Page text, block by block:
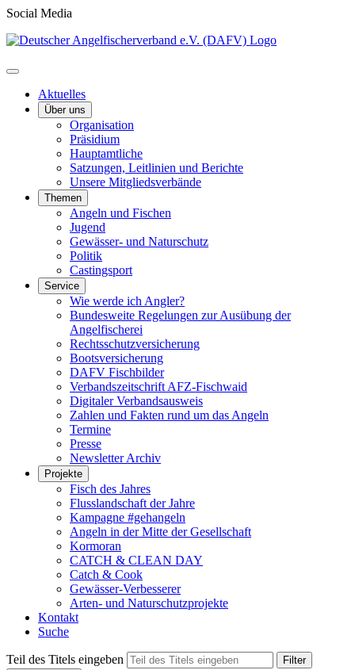
Social Media
Aktuelles
Über uns
Organisation
Präsidium
Hauptamtliche
Satzungen, Leitlinien und Berichte
Unsere Mitgliedsverbände
Themen
Angeln und Fischen
Jugend
Gewässer- und Naturschutz
Politik
Castingsport
Service
Wie werde ich Angler?
Bundesweite Regelungen zur Ausübung der
Angelfischerei
Rechtsschutzversicherung
Bootsversicherung
DAFV Fischbilder
Verbandszeitschrift AFZ-Fischwaid
Digitaler Verbandsausweis
Zahlen und Fakten rund um das Angeln
Termine
Presse
Newsletter Archiv
Projekte
Fisch des Jahres
Flusslandschaft der Jahre
Kampagne #gehangeln
Angeln in der Mitte der Gesellschaft
Kormoran
CATCH & CLEAN DAY
Catch & Cook
Gewässer-Verbesserer
Arten- und Naturschutzprojekte
Kontakt
Suche
Teil des Titels eingeben
Filter